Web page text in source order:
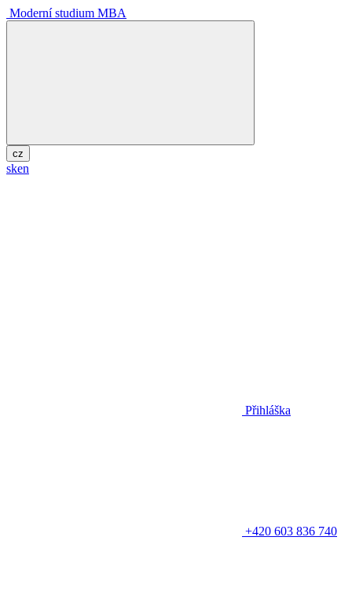
Moderní studium MBA
cz
sken
Přihláška
+420 603 836 740